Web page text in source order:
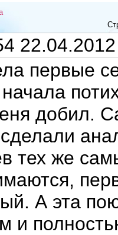
22.04.2012
первые
добил.
тех же
А эта
и